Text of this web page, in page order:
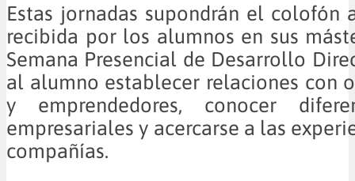
Estas jornadas supondrán el colofón
recibida por los alumnos en sus
Semana Presencial de Desarrollo
al alumno establecer relaciones con
y emprendedores, conocer
empresariales y acercarse a las
compañías.